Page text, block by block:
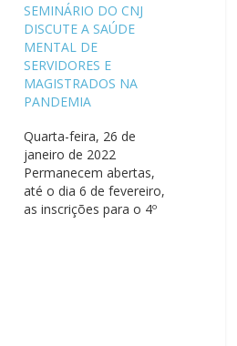
SEMINÁRIO DO CNJ
DISCUTE A SAÚDE
MENTAL DE
SERVIDORES E
MAGISTRADOS NA
PANDEMIA
Quarta-feira, 26 de
janeiro de 2022
Permanecem abertas,
até o dia 6 de fevereiro,
as inscrições para o 4º